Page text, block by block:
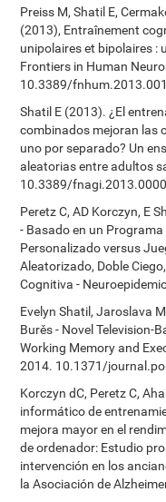
Preiss M, Shatil E,
(2013), Entraînement
unipolaires et bipolaires :
Frontiers in Human
10.3389/
Shatil E (2013). ¿El
combinados mejoran las
uno por separado? Un
aleatorias entre adultos
10.3389/
Peretz C, AD Korczyn, E
- Basado en un
Personalizado versus
Aleatorizado, Doble
Cognitiva -
Evelyn Shatil, Jaroslava
Burěs - Novel Television-
Working Memory and
2014. 10.1371/
Korczyn dC, Peretz C,
informático de
mejora mayor en el
de ordenador: Estudio
intervención en los
la Asociación de